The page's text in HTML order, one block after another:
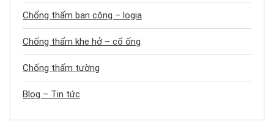
Chống thấm ban công – logia
Chống thấm khe hở – cổ ống
Chống thấm tường
Blog – Tin tức